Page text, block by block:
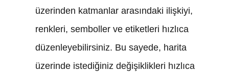
üzerinden katmanlar arasındaki ilişkiyi,
renkleri, semboller ve etiketleri hızlıca
düzenleyebilirsiniz. Bu sayede, harita
üzerinde istediğiniz değişiklikleri hızlıca